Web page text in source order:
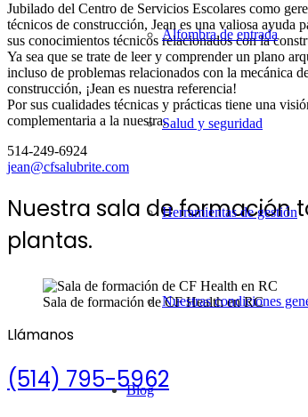
Alfombra de entrada
Salud y seguridad
Herramientas de gestión
Nuestras condiciones
Blog
Jubilado del Centro de Servicios Escolares como
técnicos de construcción, Jean es una valiosa ayuda
sus conocimientos técnicos relacionados con la
Ya sea que se trate de leer y comprender un plano
incluso de problemas relacionados con la mecánica
construcción, ¡Jean es nuestra referencia!
Por sus cualidades técnicas y prácticas tiene una
complementaria a la nuestra.
514-249-6924
jean@cfsalubrite.com
Nuestra sala de formación
plantas.
Sala de formación de CF Health en RC
Llámanos
(514) 795-5962